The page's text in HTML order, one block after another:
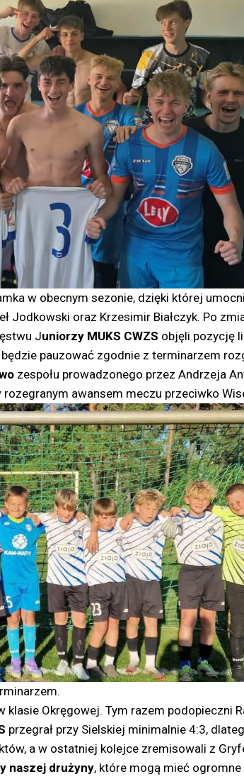
w obecnym sezonie, dzięki której
Jodkowski oraz Krzesimir Białczyk. Po
Juniorzy MUKS CWZS objęli pozycję
pauzować zgodnie z terminarzem
zespołu prowadzonego przez Andrzeja
awansem meczu przeciwko
Okręgowej. Tym razem podopieczni
przegrał przy Sielskiej minimalnie 4:3,
a w ostatniej kolejce zremisowali z
naszej drużyny, które mogą mieć